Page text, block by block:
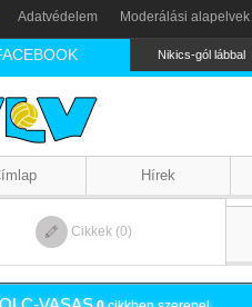
Adatvédelem Moderálási alapelvek
Nikics-gól lábbal
Hírek
Cikkek (0)